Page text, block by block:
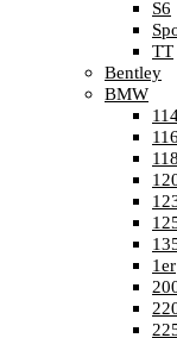
S6
TT
Bentley
BMW
116
118
1er